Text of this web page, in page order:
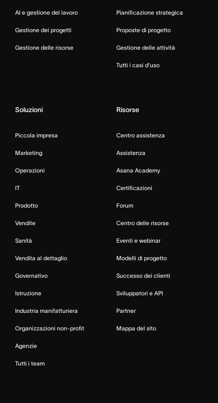
AI e gestione del lavoro
Gestione dei progetti
Gestione delle risorse
Pianificazione strategica
Proposte di progetto
Gestione delle attività
Tutti i casi d’uso
Soluzioni
Piccola impresa
Marketing
Operazioni
IT
Prodotto
Vendite
Sanità
Vendita al dettaglio
Governativo
Istruzione
Industria manifatturiera
Organizzazioni non-profit
Agenzie
Tutti i team
Risorse
Centro assistenza
Assistenza
Asana Academy
Certificazioni
Forum
Centro delle risorse
Eventi e webinar
Modelli di progetto
Successo dei clienti
Sviluppatori e API
Partner
Mappa del sito